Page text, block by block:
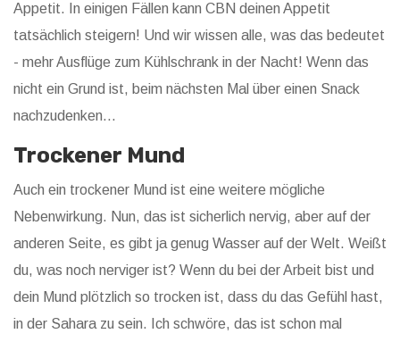
Appetit. In einigen Fällen kann CBN deinen Appetit
tatsächlich steigern! Und wir wissen alle, was das bedeutet
- mehr Ausflüge zum Kühlschrank in der Nacht! Wenn das
nicht ein Grund ist, beim nächsten Mal über einen Snack
nachzudenken...
Trockener Mund
Auch ein trockener Mund ist eine weitere mögliche
Nebenwirkung. Nun, das ist sicherlich nervig, aber auf der
anderen Seite, es gibt ja genug Wasser auf der Welt. Weißt
du, was noch nerviger ist? Wenn du bei der Arbeit bist und
dein Mund plötzlich so trocken ist, dass du das Gefühl hast,
in der Sahara zu sein. Ich schwöre, das ist schon mal